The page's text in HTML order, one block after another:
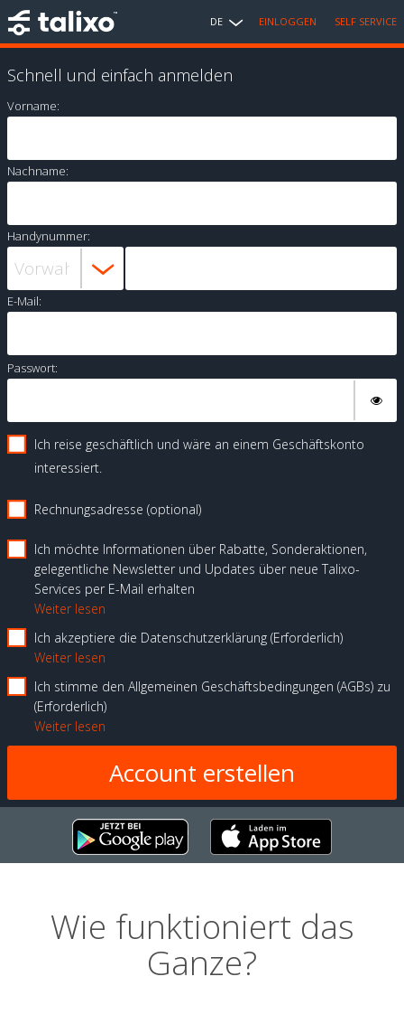
DE EINLOGGEN SELF SERVICE
Schnell und einfach anmelden
Vorname:
Nachname:
Handynummer:
E-Mail:
Passwort:
Ich reise geschäftlich und wäre an einem Geschäftskonto
interessiert.
Rechnungsadresse (optional)
Ich möchte Informationen über Rabatte, Sonderaktionen,
gelegentliche Newsletter und Updates über neue Talixo-
Services per E-Mail erhalten
Weiter lesen
Ich akzeptiere die Datenschutzerklärung Erforderlich
Weiter lesen
Ich stimme den Allgemeinen Geschäftsbedingungen (AGBs) zu
Erforderlich
Weiter lesen
Wie funktioniert das
Ganze?